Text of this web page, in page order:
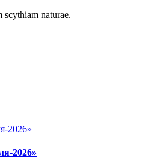
scythiam naturae.
2026»